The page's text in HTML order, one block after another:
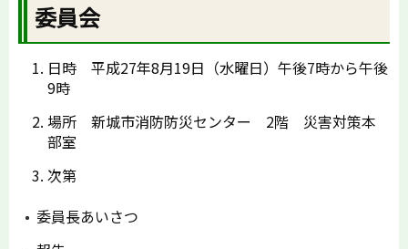
委員会
日時 平成27年8月19日（水曜日）午後7時から午後
9時
場所 新城市消防防災センター 2階 災害対策本
部室
次第
委員長あいさつ